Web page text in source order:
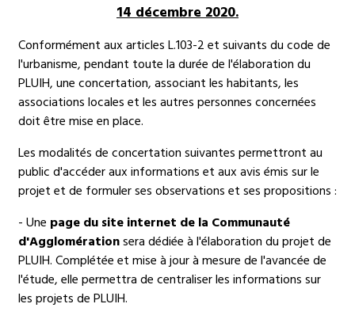
14 décembre 2020.
Conformément aux articles L.103-2 et suivants du code de
l'urbanisme, pendant toute la durée de l'élaboration du
PLUIH, une concertation, associant les habitants, les
associations locales et les autres personnes concernées
doit être mise en place.
Les modalités de concertation suivantes permettront au
public d'accéder aux informations et aux avis émis sur le
projet et de formuler ses observations et ses propositions :
- Une page du site internet de la Communauté
d'Agglomérationsera dédiée à l'élaboration du projet de
PLUIH. Complétée et mise à jour à mesure de l'avancée de
l'étude, elle permettra de centraliser les informations sur
les projets de PLUIH.